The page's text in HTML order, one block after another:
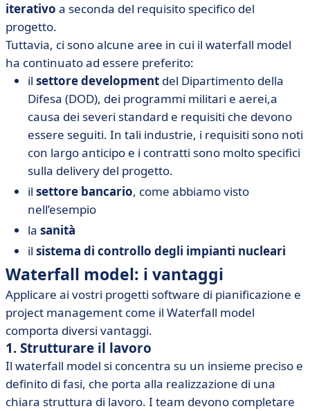
iterativo a seconda del requisito specifico del
progetto.
Tuttavia, ci sono alcune aree in cui il waterfall model
ha continuato ad essere preferito:
il settore development del Dipartimento della
Difesa (DOD), dei programmi militari e aerei,a
causa dei severi standard e requisiti che devono
essere seguiti. In tali industrie, i requisiti sono noti
con largo anticipo e i contratti sono molto specifici
sulla delivery del progetto.
il settore bancario, come abbiamo visto
nell’esempio
la sanità
il sistema di controllo degli impianti nucleari
Waterfall model: i vantaggi
Applicare ai vostri progetti software di pianificazione e
project management come il Waterfall model
comporta diversi vantaggi.
1. Strutturare il lavoro
Il waterfall model si concentra su un insieme preciso e
definito di fasi, che porta alla realizzazione di una
chiara struttura di lavoro. I team devono completare